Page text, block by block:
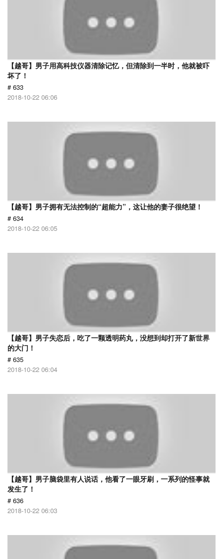
【越哥】男子用高科技仪器清除记忆，但清除到一半时，他就被吓
坏了！
# 633
2018-10-22 06:06
【越哥】男子拥有无法控制的“超能力”，这让他的妻子很绝望！
# 634
2018-10-22 06:05
【越哥】男子失恋后，吃了一颗透明药丸，没想到却打开了新世界
的大门！
# 635
2018-10-22 06:04
【越哥】男子脑袋里有人说话，他看了一眼牙刷，一系列的怪事就
发生了！
# 636
2018-10-22 06:03